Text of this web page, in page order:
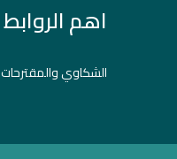
اهم الروابط
الشكاوي والمقترحات